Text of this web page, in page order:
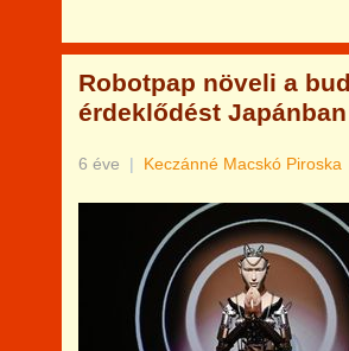
Robotpap növeli a
érdeklődést Japánban
6 éve | Keczánné Macskó Piroska